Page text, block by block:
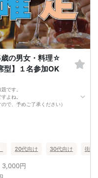
す。店内に入り店員に「街コン
にご準備お願いします。
。イベントの対象年齢でない
たしかねます。
ります。
中キャンセルは出来ません。
ケット代金となり、交通費、宿
の男女・料理☆
型】１名参加OK
です。
よね。
で、予めご了承ください）
も最適です。
承ください）
・・・
ら会話を楽しみましょう。
20代向け 30代向け 街コ
3,000円